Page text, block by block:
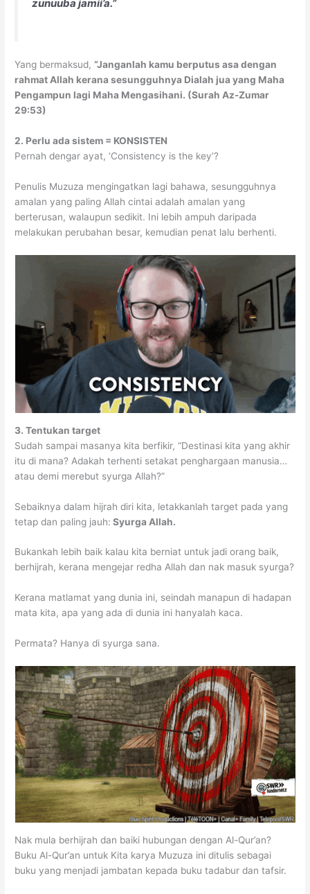
zunuuba jamii’a.”
Yang bermaksud,“Janganlah kamu berputus asa dengan
rahmat Allah kerana sesungguhnya Dialah jua yang Maha
Pengampun lagi Maha Mengasihani. (Surah Az-Zumar
29:53)
2. Perlu ada sistem = KONSISTEN
Pernah dengar ayat, ‘Consistency is the key’?
Penulis Muzuza mengingatkan lagi bahawa, sesungguhnya
amalan yang paling Allah cintai adalah amalan yang
berterusan, walaupun sedikit. Ini lebih ampuh daripada
melakukan perubahan besar, kemudian penat lalu berhenti.
3. Tentukan target
Sudah sampai masanya kita berfikir, “Destinasi kita yang akhir
itu di mana? Adakah terhenti setakat penghargaan manusia…
atau demi merebut syurga Allah?”
Sebaiknya dalam hijrah diri kita, letakkanlah target pada yang
tetap dan paling jauh: Syurga Allah.
Bukankah lebih baik kalau kita berniat untuk jadi orang baik,
berhijrah, kerana mengejar redha Allah dan nak masuk syurga?
Kerana matlamat yang dunia ini, seindah manapun di hadapan
mata kita, apa yang ada di dunia ini hanyalah kaca.
Permata? Hanya di syurga sana.
Nak mula berhijrah dan baiki hubungan dengan Al-Qur’an?
Buku Al-Qur’an untuk Kita karya Muzuza ini ditulis sebagai
buku yang menjadi jambatan kepada buku tadabur dan tafsir.